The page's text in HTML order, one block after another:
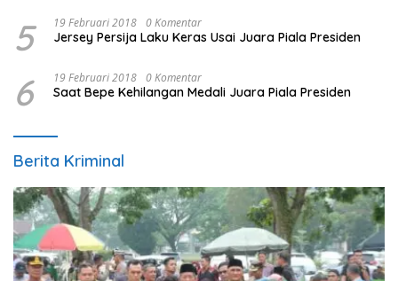
5 19 Februari 2018 0 Komentar
Jersey Persija Laku Keras Usai Juara Piala Presiden
6 19 Februari 2018 0 Komentar
Saat Bepe Kehilangan Medali Juara Piala Presiden
Berita Kriminal